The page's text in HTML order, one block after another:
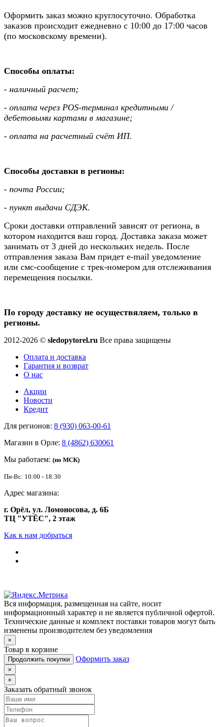
Оформить заказ можно круглосуточно. Обработка
заказов происходит ежедневно с 10:00 до 17:00 часов
(по московскому времени).
Способы оплаты:
- наличный расчет;
- оплата через POS-терминал кредитными /
дебетовыми картами в магазине;
- оплата на расчетный счёт ИП.
Способы доставки в регионы:
- почта России;
- пункт выдачи СДЭК‎.
Сроки доставки отправлений зависят от региона, в
котором находится ваш город. Доставка заказа может
занимать от 3 дней до нескольких недель. После
отправления заказа Вам придет e-mail уведомление
или смс-сообщение с трек-номером для отслеживания
перемещения посылки.
По городу доставку не осуществяляем, только в
регионы.
2012-2026 © sledopytorel.ru Все права защищены
Оплата и доставка
Гарантия и возврат
О нас
Акции
Новости
Кредит
Для регионов: 8 (930) 063-00-61
Магазин в Орле: 8 (4862) 630061
Мы работаем: (по МСК)
Пн-Вс: 10:00 - 18:30
Адрес магазина:
г. Орёл, ул. Ломоносова, д. 6Б
ТЦ "УТЁС", 2 этаж
Как к нам добраться
Вся информация, размещенная на сайте, носит
информационный характер и не является публичной офертой.
Технические данные и комплект поставки товаров могут быть
изменены производителем без уведомления
×
Товар в корзине
Продолжить покупки Оформить заказ
×
×
Заказать обратный звонок